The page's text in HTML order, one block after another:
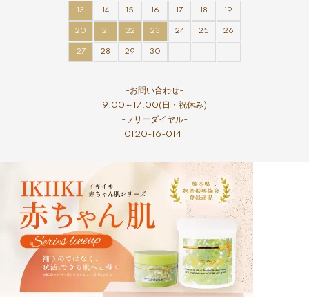
13 14 15 16 17 18 19
20 21 22 23 24 25 26
27 28 29 30
-お問い合わせ-
9:00～17:00(日・祝休み)
-フリーダイヤル-
0120-16-0141